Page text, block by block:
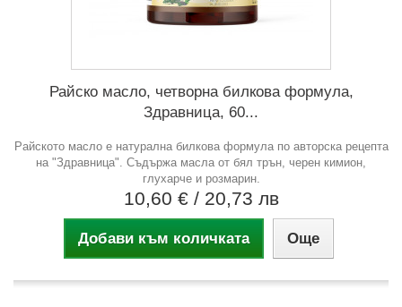
Райско масло, четворна билкова формула,
Здравница, 60...
Райското масло е натурална билкова формула по авторска рецепта
на "Здравница". Съдържа масла от бял трън, черен кимион,
глухарче и розмарин.
10,60 € / 20,73 лв
Добави към количката Още